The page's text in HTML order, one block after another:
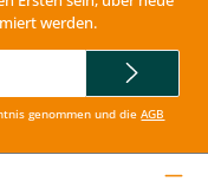
werden.
genommen und dieAGB